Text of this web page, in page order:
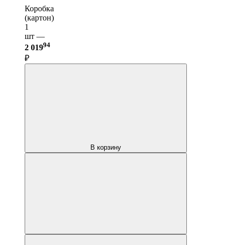
Коробка
(картон)
1
шт —
2 01994
₽
В корзину